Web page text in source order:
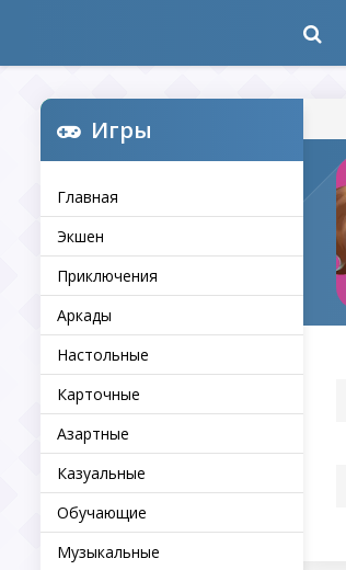
Игры
Главная
Экшен
Приключения
Аркады
Настольные
Карточные
Азартные
Казуальные
Обучающие
Музыкальные